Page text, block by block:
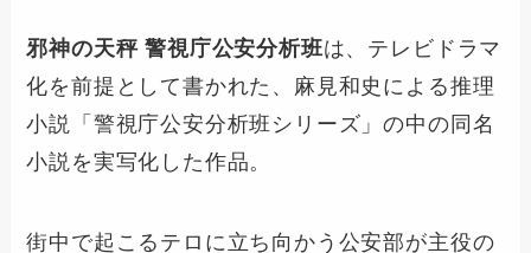
邪神の天秤 警視庁公安分析班は、テレビドラマ
化を前提として書かれた、麻見和史による推理
小説「警視庁公安分析班シリーズ」の中の同名
小説を実写化した作品。
街中で起こるテロに立ち向かう公安部が主役の